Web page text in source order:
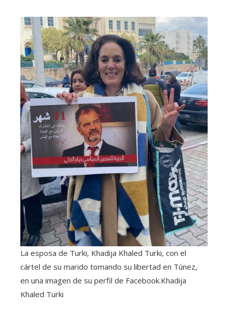
La esposa de Turki, Khadija Khaled Turki, con el
cártel de su marido tomando su libertad en Túnez,
en una imagen de su perfil de Facebook.Khadija
Khaled Turki